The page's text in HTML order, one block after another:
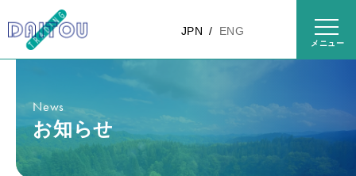
ンツに
進む
JPN ENG
News
お知らせ